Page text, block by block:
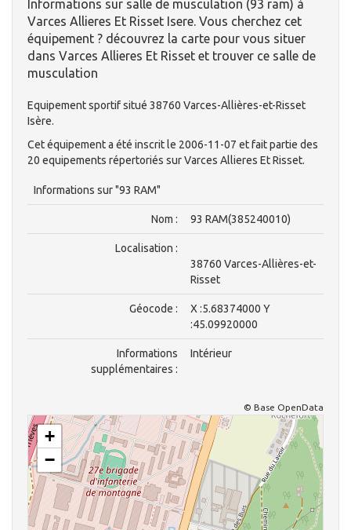
Informations sur salle de musculation (93 ram) à
Varces Allieres Et Risset Isere. Vous cherchez cet
équipement ? découvrez la carte pour vous situer
dans Varces Allieres Et Risset et trouver ce salle de
musculation
Equipement sportif situé 38760 Varces-Allières-et-Risset
Isère.
Cet équipement a été inscrit le 2006-11-07 et fait partie des
20 equipements répertoriés sur Varces Allieres Et Risset.
Informations sur "93 RAM"
Nom : 93 RAM(385240010)
Localisation :
38760 Varces-Allières-et-
Risset
Géocode :
X :5.68374000 Y
:45.09920000
Informations
supplémentaires :
Intérieur
© Base OpenData
+
−